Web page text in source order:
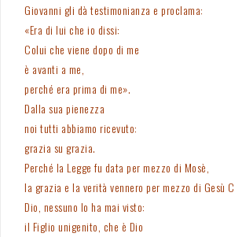
Giovanni gli dà testimonianza e proclama:
«Era di lui che io dissi:
Colui che viene dopo di me
è avanti a me,
perché era prima di me».
Dalla sua pienezza
noi tutti abbiamo ricevuto:
grazia su grazia.
Perché la Legge fu data per mezzo di Mosè,
la grazia e la verità vennero per mezzo di Gesù
Dio, nessuno lo ha mai visto:
il Figlio unigenito, che è Dio